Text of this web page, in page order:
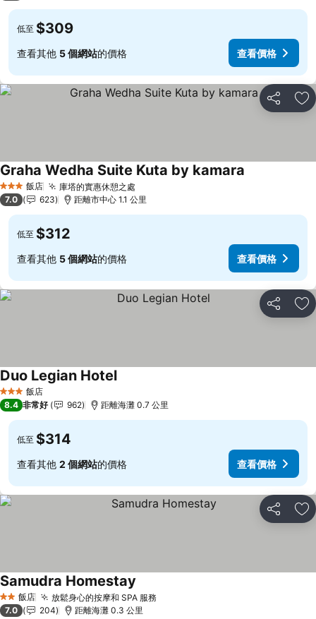
低至 $309
查看其他 5 個網站的價格 查看價格
分享 加
3 星級 飯店 庫塔的實惠休憩之處
Graha Wedha Suite Kuta by kamara
7.0 623 距離市中心 1.1 公里
低至 $312
查看其他 5 個網站的價格 查看價格
分享 加
3 星級 飯店
Duo Legian Hotel查看價格
8.4 非常好 962 距離海灘 0.7 公里
低至 $314
查看其他 2 個網站的價格 查看價格
分享 加
2 星級飯店 放鬆身心的按摩和 SPA 服務
Samudra Homestay
7.0 204 距離海灘 0.3 公里